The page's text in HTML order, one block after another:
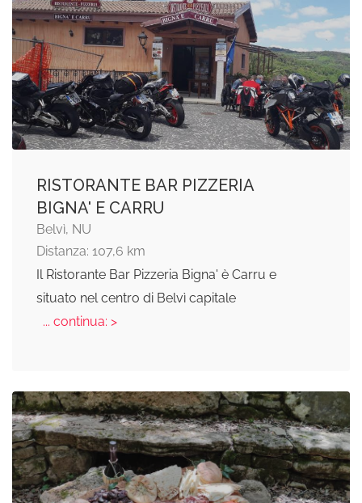
RISTORANTE BAR PIZZERIA
BIGNA' E CARRU
Belvì, NU
Distanza: 107,6 km
Il Ristorante Bar Pizzeria Bigna' è Carru e
situato nel centro di Belvì capitale
... continua: >